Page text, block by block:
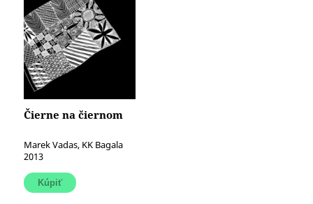
Čierne na čiernom
Marek Vadas, KK Bagala
2013